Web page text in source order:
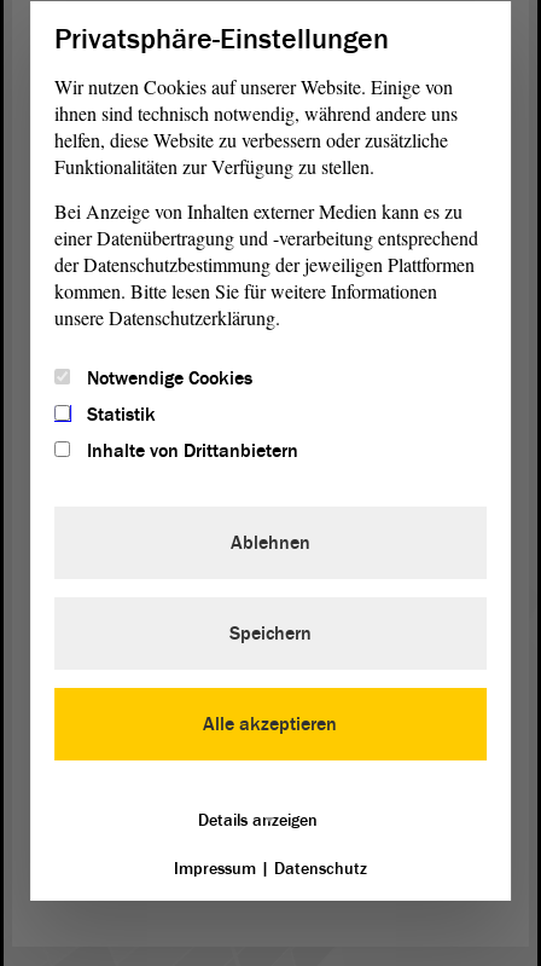
Vielleicht gibt es noch ein paar andere Beispiele;
diese nehmen wir dann ebenfalls in die
Wir werden über das Ganze imAusschussnoch
einmal intensiv diskutieren. Die Ministerin hat
schon zugesagt, die Liste der Anzuhörenden
herauszugeben. Ich gehe auch davon aus, dass die
Anzuhörenden demAusschussnichts anderes
aufschreiben als dem Ministerium. Wenn doch,
dann haben wir zusätzlichen Diskussionsbedarf;
aber das wäre nicht so schlimm.
Ich erinnere noch einmal alle Ausschussmitglieder
daran: Wenn wir den Gesetzentwurf formal in den
Ausschussüberwiesen haben, dann sollten wir auch
Fachgespräch dazu führen können. Wir finden, das
des Gesetzentwurfes. Dann kommen wir damit vor
Privatsphäre-Einstellungen
Wir nutzen Cookies auf unserer Website. Einige von
ihnen sind technisch notwendig, während andere uns
helfen, diese Website zu verbessern oder zusätzliche
Funktionalitäten zur Verfügung zu stellen.
Bei Anzeige von Inhalten externer Medien kann es zu
einer Datenübertragung und -verarbeitung entsprechend
der Datenschutzbestimmung der jeweiligen Plattformen
kommen. Bitte lesen Sie für weitere Informationen
unsere Datenschutzerklärung.
Notwendige Cookies
Statistik
Inhalte von Drittanbietern
Alle akzeptieren
Ablehnen
Speichern
Details anzeigen
Impressum| Datenschutz